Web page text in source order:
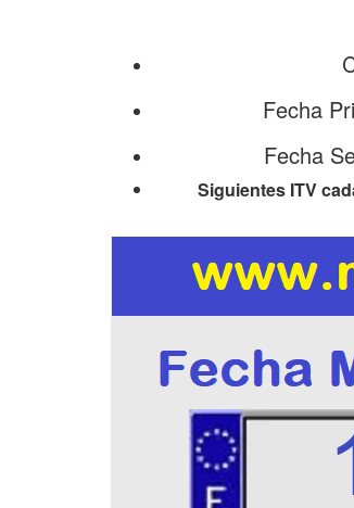
Fecha
Fecha
Siguientes ITV